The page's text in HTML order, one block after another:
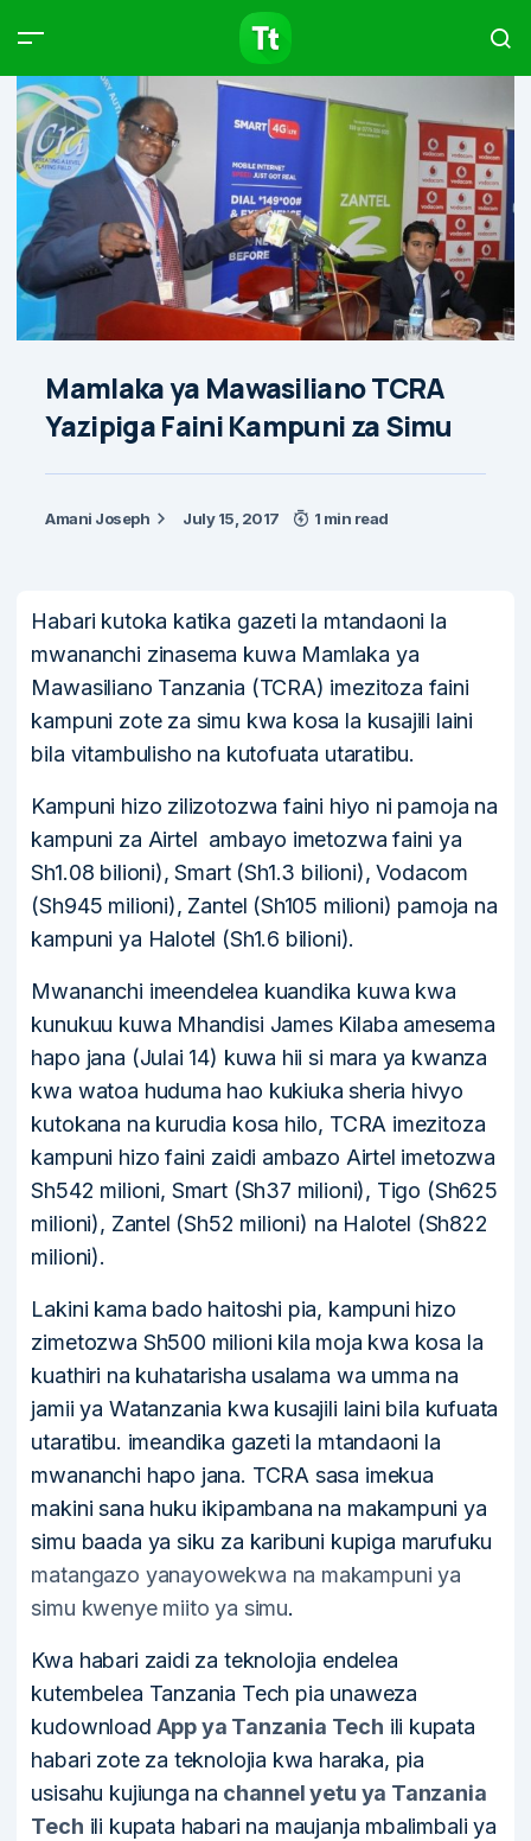
Mamlaka ya Mawasiliano TCRA
Yazipiga Faini Kampuni za Simu
Amani Joseph July 15, 2017 1 min read
Habari kutoka katika gazeti la mtandaoni la
mwananchi zinasema kuwa Mamlaka ya
Mawasiliano Tanzania (TCRA) imezitoza faini
kampuni zote za simu kwa kosa la kusajili laini
bila vitambulisho na kutofuata utaratibu.
Kampuni hizo zilizotozwa faini hiyo ni pamoja na
kampuni za Airtel ambayo imetozwa faini ya
Sh1.08 bilioni), Smart (Sh1.3 bilioni), Vodacom
(Sh945 milioni), Zantel (Sh105 milioni) pamoja na
kampuni ya Halotel (Sh1.6 bilioni).
Mwananchi imeendelea kuandika kuwa kwa
kunukuu kuwa Mhandisi James Kilaba amesema
hapo jana (Julai 14) kuwa hii si mara ya kwanza
kwa watoa huduma hao kukiuka sheria hivyo
kutokana na kurudia kosa hilo, TCRA imezitoza
kampuni hizo faini zaidi ambazo Airtel imetozwa
Sh542 milioni, Smart (Sh37 milioni), Tigo (Sh625
milioni), Zantel (Sh52 milioni) na Halotel (Sh822
milioni).
Lakini kama bado haitoshi pia, kampuni hizo
zimetozwa Sh500 milioni kila moja kwa kosa la
kuathiri na kuhatarisha usalama wa umma na
jamii ya Watanzania kwa kusajili laini bila kufuata
utaratibu. imeandika gazeti la mtandaoni la
mwananchi hapo jana. TCRA sasa imekua
makini sana huku ikipambana na makampuni ya
simu baada ya siku za karibuni kupiga marufuku
matangazo yanayowekwa na makampuni ya
simu kwenye miito ya simu.
Kwa habari zaidi za teknolojia endelea
kutembelea Tanzania Tech pia unaweza
kudownload App ya Tanzania Tech ili kupata
habari zote za teknolojia kwa haraka, pia
usisahu kujiunga na channel yetu ya Tanzania
Tech ili kupata habari na maujanja mbalimbali ya
Products Articles
Type to start searching…